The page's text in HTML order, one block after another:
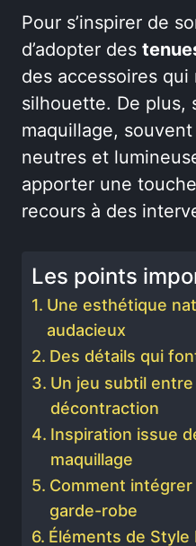
Pour s’inspirer de
d’adopter des
des accessoires
silhouette. De plus,
maquillage,
neutres et
apporter une
recours à des
Les points
Une esthétique
audacieux
Des détails qui
Un jeu subtil
décontraction
Inspiration issue
maquillage
Comment
garde-robe
Éléments de Style